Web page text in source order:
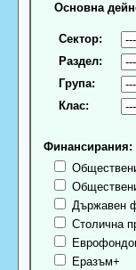
Основна
Сектор:
Раздел:
Група:
Клас:
Финансирания:
Държавен
Столична
Еразъм+